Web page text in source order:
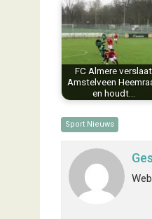
b
o
o
k
e
r
e
t
e
I
FC Almere verslaat
Amstelveen
en houdt…
Sport Nieuws